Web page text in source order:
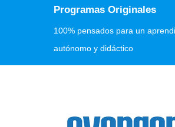
Programas Originales
100% pensados para un
autónomo y didáctico